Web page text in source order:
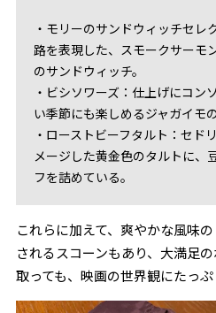
・モリーのサンドウィッチセレ
路を表現した、スモークサーモ
のサンドウィッチ。
・ビシソワーズ：仕上げにコン
い季節にも楽しめるジャガイモ
・ローストビーフタルト：セド
メージした黄金色のタルトに、
フを詰めている。
これらに加えて、爽やかな風味
されるスコーンもあり、大満足
取っても、映画の世界観にたっぷ